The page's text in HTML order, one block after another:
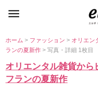
ホーム> ファッション> オリエン
ランの夏新作> 写真・詳細 1枚目
オリエンタル雑貨か
フランの夏新作